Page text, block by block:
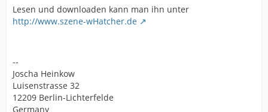
Lesen und downloaden kann man ihn unter
http://www.szene-wHatcher.de
--
Joscha Heinkow
Luisenstrasse 32
12209 Berlin-Lichterfelde
Germany